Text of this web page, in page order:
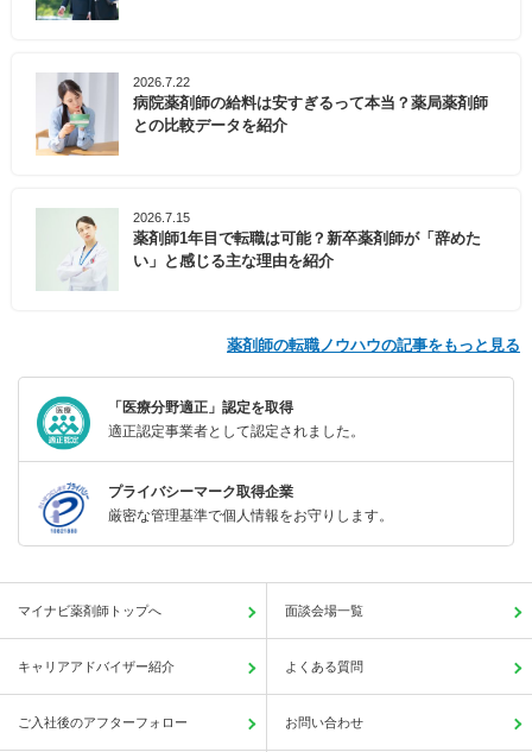
2026.7.22
病院薬剤師の給料は安すぎるって本当？薬局薬剤師
との比較データを紹介
2026.7.15
薬剤師1年目で転職は可能？新卒薬剤師が「辞めた
い」と感じる主な理由を紹介
薬剤師の転職ノウハウの記事をもっと見る
「医療分野適正」認定を取得
適正認定事業者として認定されました。
プライバシーマーク取得企業
厳密な管理基準で個人情報をお守りします。
マイナビ薬剤師トップへ 面談会場一覧
キャリアアドバイザー紹介 よくある質問
ご入社後のアフターフォロー お問い合わせ